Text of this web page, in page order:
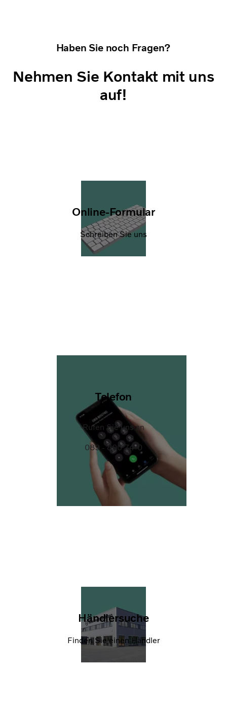
Haben Sie noch Fragen?
Nehmen Sie Kontakt mit uns
auf!
Online-Formular
Schreiben Sie uns
Telefon
Rufen Sie uns an
089 - 800 74-0
Händlersuche
Finden Sie einen Händler